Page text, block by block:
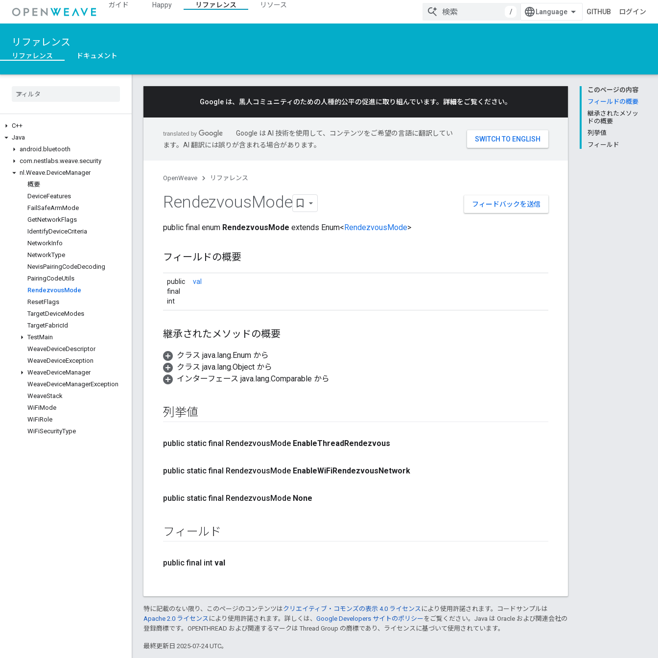
ガイド Happy リファレンス
リソース
/
GITHUB ログイン
リファレンス
リファレンス ドキュメント
C++
Java
android .bluetooth
com.nestlabs.weave.security
nl .Weave.DeviceManager
概要
DeviceFeatures
Fail SafeArmMode
GetNetworkFlags
IdentifyDeviceCriteria
NetworkInfo
NetworkType
NevisPairingCodeDecoding
PairingCodeUtils
RendezvousMode
ResetFlags
TargetDeviceModes
TargetFabricId
TestMain
WeaveDeviceDescriptor
WeaveDeviceException
WeaveDeviceManager
WeaveDeviceManagerException
WeaveStack
WiFiMode
WiFiRole
WiFiSecurityType
このページの内容
フィールドの概要
継承されたメソッ
ドの概要
列挙値
フィールド
Google は、黒人コミュニティのための人種的公平の促進に取り組んでいます。 詳細をご覧ください。
Google は AI 技術を使用して、コンテンツをご希望の言語に翻訳してい
ます。AI 翻訳には誤りが含まれる場合があります。
OpenWeave リファレンス
フィードバックを送信
RendezvousMode
public final enum RendezvousMode extends Enum<RendezvousMode>
フィールドの概要
public
final
int
val
継承されたメソッドの概要
クラス java.lang.Enum から
クラス java.lang.Object から
インターフェース java.lang.Comparable から
列挙値
public static final RendezvousMode EnableThreadRendezvous
public static final RendezvousMode EnableWiFiRendezvousNetwork
public static final RendezvousMode None
フィールド
public final int val
特に記載のない限り、このページのコンテンツはクリエイティブ・コモンズの表示 4.0 ライセンス により使用許諾されます。コードサンプルは
Apache 2.0 ライセンス により使用許諾されます。詳しくは、 Google Developers サイトのポリシー をご覧ください。Java は Oracle および関連会社の
登録商標です。OPENTHREAD および関連するマークは Thread Group の商標であり、ライセンスに基づいて使用されています。
最終更新日 2025-07-24 UTC。